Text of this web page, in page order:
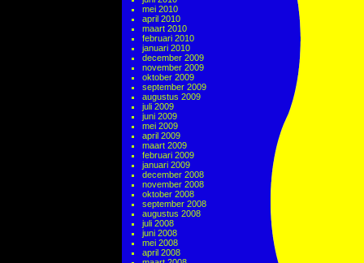
mei 2010
april 2010
maart 2010
februari 2010
januari 2010
december 2009
november 2009
oktober 2009
september 2009
augustus 2009
juli 2009
juni 2009
mei 2009
april 2009
maart 2009
februari 2009
januari 2009
december 2008
november 2008
oktober 2008
september 2008
augustus 2008
juli 2008
juni 2008
mei 2008
april 2008